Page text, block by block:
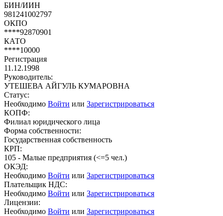
БИН/ИИН
981241002797
ОКПО
****92870901
КАТО
****10000
Регистрация
11.12.1998
Руководитель:
УТЕШЕВА АЙГУЛЬ КУМАРОВНА
Статус:
Необходимо Войти или Зарегистрироваться
КОПФ:
Филиал юридического лица
Форма собственности:
Государственная собственность
КРП:
105 - Малые предприятия (<=5 чел.)
ОКЭД:
Необходимо Войти или Зарегистрироваться
Плательщик НДС:
Необходимо Войти или Зарегистрироваться
Лицензии:
Необходимо Войти или Зарегистрироваться